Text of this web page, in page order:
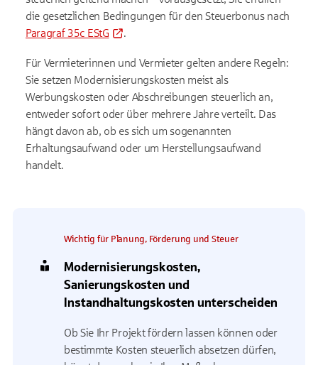
die gesetzlichen Bedingungen für den Steuerbonus nach
Paragraf 35c EStG
.
Für Vermieterinnen und Vermieter gelten andere Regeln:
Sie setzen Modernisierungskosten meist als
Werbungskosten oder Abschreibungen steuerlich an,
entweder sofort oder über mehrere Jahre verteilt. Das
hängt davon ab, ob es sich um sogenannten
Erhaltungsaufwand oder um Herstellungsaufwand
handelt.
Wichtig für Planung, Förderung und Steuer
Modernisierungskosten,
Sanierungskosten und
Instandhaltungskosten unterscheiden
Ob Sie Ihr Projekt fördern lassen können oder
bestimmte Kosten steuerlich absetzen dürfen,